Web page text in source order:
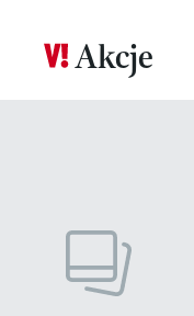
Akcje